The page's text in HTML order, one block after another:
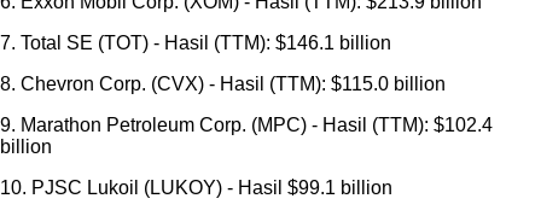
7. Total SE (TOT) - Hasil (TTM): $146.1 billion
8. Chevron Corp. (CVX) - Hasil (TTM): $115.0 billion
9. Marathon Petroleum Corp. (MPC) - Hasil (TTM): $102.4
billion
10. PJSC Lukoil (LUKOY) - Hasil $99.1 billion